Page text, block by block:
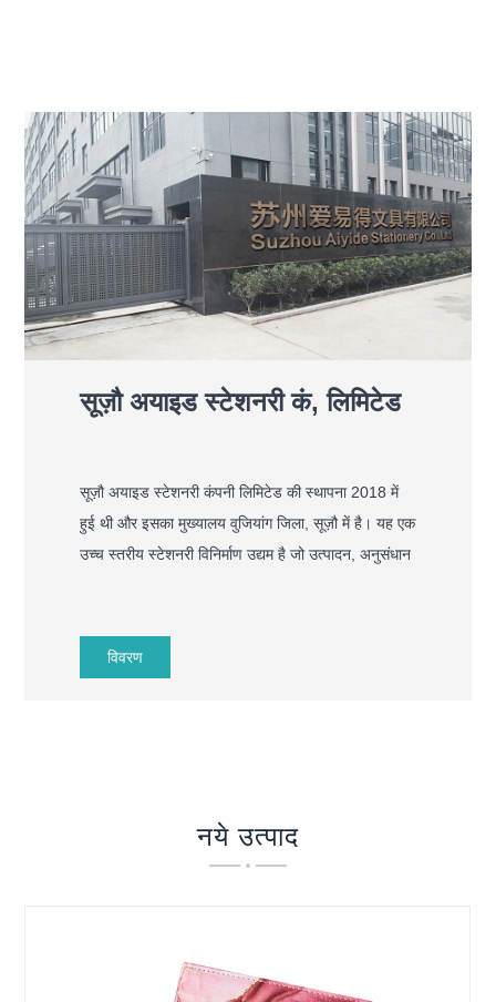
सूज़ौ अयाइड स्टेशनरी कं, लिमिटेड
सूज़ौ अयाइड स्टेशनरी कंपनी लिमिटेड की स्थापना 2018 में
हुई थी और इसका मुख्यालय वुजियांग जिला, सूज़ौ में है। यह एक
उच्च स्तरीय स्टेशनरी विनिर्माण उद्यम है जो उत्पादन, अनुसंधान
व्यवसाय नोटबुक
, प्लानर, लूज़-लीफ़ बाइंडर्स, फ़ोल्डर्स, चमड़े का सामान, पेपर
कलात्मक सुंदरता को जोड़ते हैं।
विवरण
नये उत्पाद